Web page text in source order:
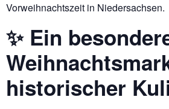
Vorweihnachtszeit in Niedersachsen.
✨ Ein
historischer